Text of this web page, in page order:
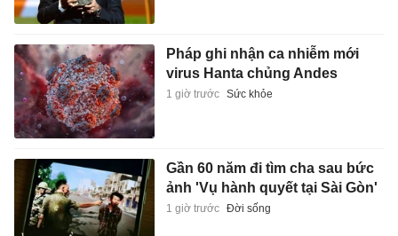
Pháp ghi nhận ca nhiễm mới
virus Hanta chủng Andes
1 giờ trước Sức khỏe
Gần 60 năm đi tìm cha sau bức
ảnh 'Vụ hành quyết tại Sài Gòn'
1 giờ trước Đời sống